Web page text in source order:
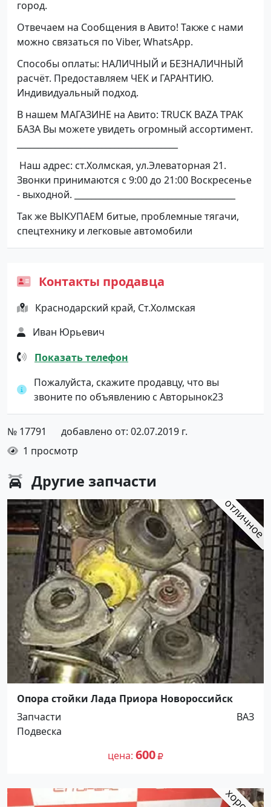
город.
Отвечаем на Сообщения в Авито! Также с нами
можно связаться по Viber, WhatsApp.
Способы оплаты: НАЛИЧНЫЙ и БЕЗНАЛИЧНЫЙ
расчёт. Предоставляем ЧЕК и ГАРАНТИЮ.
Индивидуальный подход.
В нашем МАГАЗИНЕ на Авито: TRUCK BAZA ТРАК
БАЗА Вы можете увидеть огромный ассортимент.
Наш адрес: ст.Холмская, ул.Элеваторная 21.
Звонки принимаются с 9:00 до 21:00 Воскресенье
- выходной. ______________________________________
Так же ВЫКУПАЕМ битые, проблемные тягачи,
спецтехнику и легковые автомобили
Контакты продавца
Краснодарский край, Ст.Холмская
Иван Юрьевич
Показать телефон
Пожалуйста, скажите продавцу, что вы
звоните по объявлению с Авторынок23
№ 17791
добавлено от: 02.07.2019 г.
1 просмотр
Другие запчасти
Опора стойки Лада Приора Новороссийск
Запчасти
ВАЗ
Подвеска
цена 600